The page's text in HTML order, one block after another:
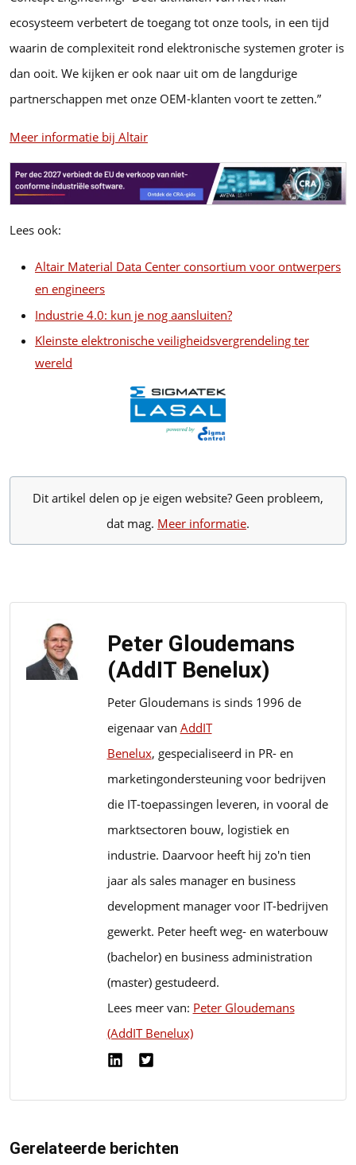
ecosysteem verbetert de toegang tot onze tools, in een tijd
waarin de complexiteit rond elektronische systemen groter is
dan ooit. We kijken er ook naar uit om de langdurige
partnerschappen met onze OEM-klanten voort te zetten.”
Meer informatie bij Altair
Lees ook:
Altair Material Data Center consortium voor ontwerpers
en engineers
Industrie 4.0: kun je nog aansluiten?
Kleinste elektronische veiligheidsvergrendeling ter
wereld
Dit artikel delen op je eigen website? Geen probleem,
dat mag. Meer informatie.
Peter Gloudemans
(AddIT Benelux)
Peter Gloudemans is sinds 1996 de
eigenaar van AddIT
Benelux, gespecialiseerd in PR- en
marketingondersteuning voor bedrijven
die IT-toepassingen leveren, in vooral de
marktsectoren bouw, logistiek en
industrie. Daarvoor heeft hij zo'n tien
jaar als sales manager en business
development manager voor IT-bedrijven
gewerkt. Peter heeft weg- en waterbouw
(bachelor) en business administration
(master) gestudeerd.
Lees meer van: Peter Gloudemans
(AddIT Benelux)
Gerelateerde berichten